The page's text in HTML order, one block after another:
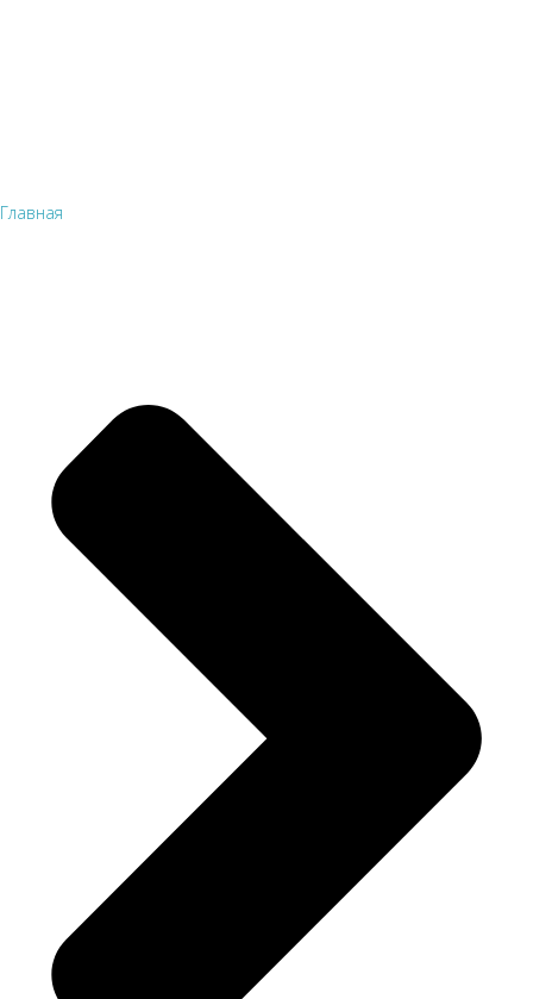
Главная